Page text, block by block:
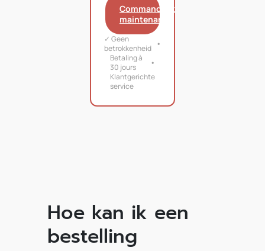
Commandant
maintenant
✓ Geen
betrokkenheid
Betaling à
30 jours
Klantgerichte
service
Hoe kan ik een
bestelling